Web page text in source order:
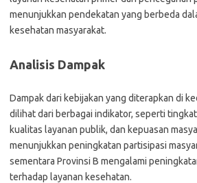
menunjukkan pendekatan yang berbeda
kesehatan masyarakat.
Analisis Dampak
Dampak dari kebijakan yang diterapkan di
dilihat dari berbagai indikator, seperti
kualitas layanan publik, dan kepuasan
menunjukkan peningkatan partisipasi
sementara Provinsi B mengalami
terhadap layanan kesehatan.